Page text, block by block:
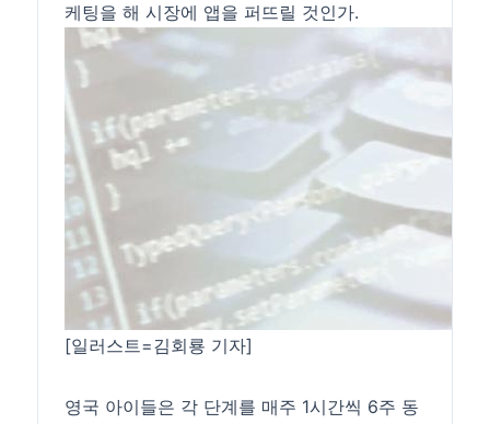
케팅을 해 시장에 앱을 퍼뜨릴 것인가.
[일러스트=김회룡 기자]
영국 아이들은 각 단계를 매주 1시간씩 6주 동